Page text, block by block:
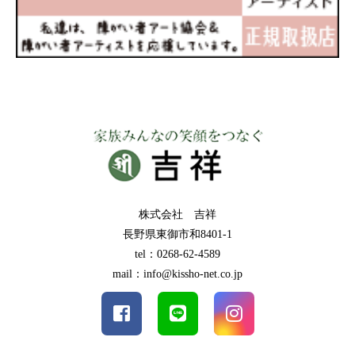
株式会社 吉祥
長野県東御市和8401-1
tel：0268-62-4589
mail：info@kissho-net.co.jp